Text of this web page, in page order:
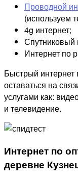
Проводной
(используем
4g интернет;
Спутниковый
Интернет по
Быстрый интернет
оставаться на
услугами как:
и телевидение.
Интернет по
деревне